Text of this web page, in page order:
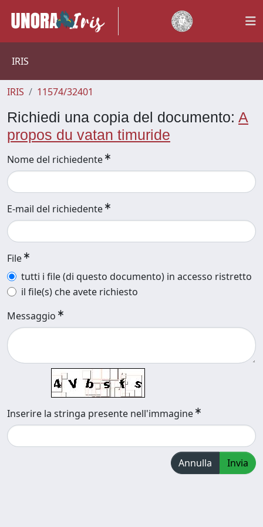
IRIS
IRIS 11574/32401
Richiedi una copia del documento: A
propos du vatan timuride
Nome del richiedente
E-mail del richiedente
File
tutti i file (di questo documento) in accesso ristretto
il file(s) che avete richiesto
Messaggio
Inserire la stringa presente nell'immagine
Annulla Invia